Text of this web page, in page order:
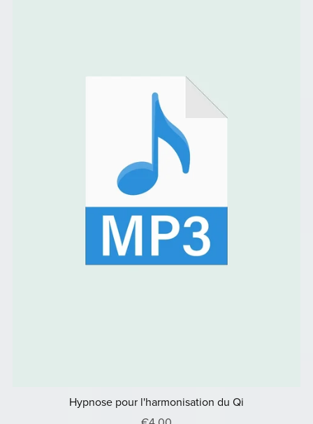
Hypnose pour l'harmonisation du Qi